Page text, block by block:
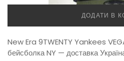
ДОДАТИ В
New Era 9TWENTY Yankees
бейсболка NY — доставка